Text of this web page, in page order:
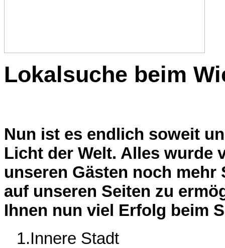
Lokalsuche beim
Nun ist es endlich soweit
Licht der Welt. Alles wurde
unseren Gästen noch
auf unseren Seiten zu
Ihnen nun viel Erfolg beim
1.Innere Stadt